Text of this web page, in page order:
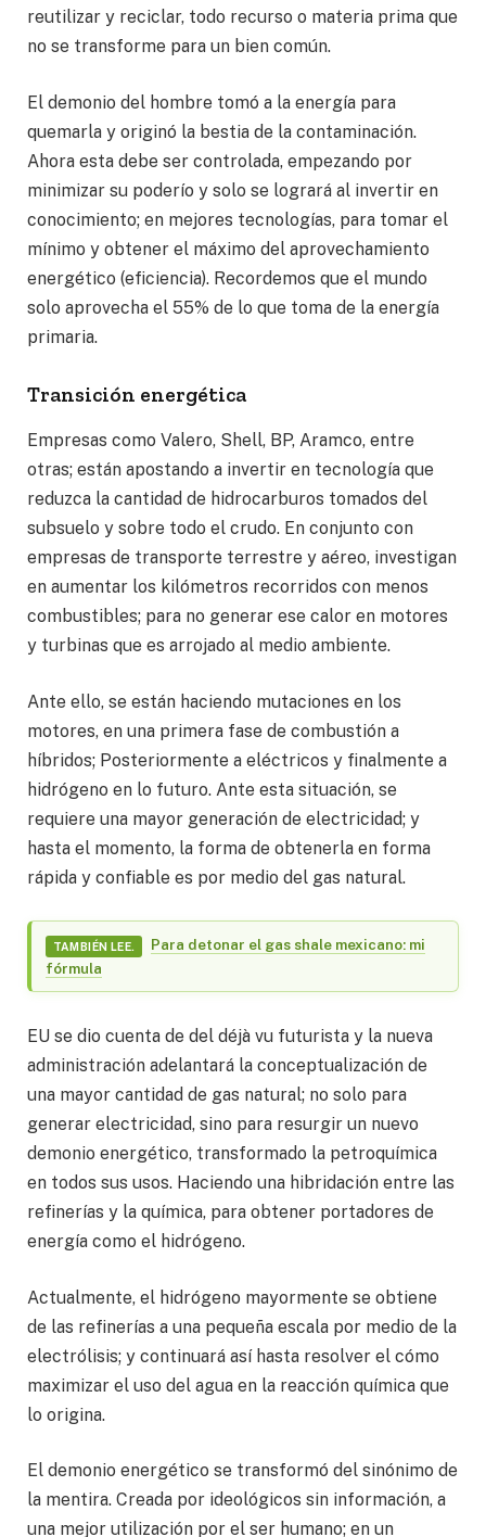
reutilizar y reciclar, todo recurso o materia prima que
no se transforme para un bien común.
El demonio del hombre tomó a la energía para
quemarla y originó la bestia de la contaminación.
Ahora esta debe ser controlada, empezando por
minimizar su poderío y solo se logrará al invertir en
conocimiento; en mejores tecnologías, para tomar el
mínimo y obtener el máximo del aprovechamiento
energético (eficiencia). Recordemos que el mundo
solo aprovecha el 55% de lo que toma de la energía
primaria.
Transición energética
Empresas como Valero, Shell, BP, Aramco, entre
otras; están apostando a invertir en tecnología que
reduzca la cantidad de hidrocarburos tomados del
subsuelo y sobre todo el crudo. En conjunto con
empresas de transporte terrestre y aéreo, investigan
en aumentar los kilómetros recorridos con menos
combustibles; para no generar ese calor en motores
y turbinas que es arrojado al medio ambiente.
Ante ello, se están haciendo mutaciones en los
motores, en una primera fase de combustión a
híbridos; Posteriormente a eléctricos y finalmente a
hidrógeno en lo futuro. Ante esta situación, se
requiere una mayor generación de electricidad; y
hasta el momento, la forma de obtenerla en forma
rápida y confiable es por medio del gas natural.
TAMBIÉN LEE.
Para detonar el gas shale mexicano: mi
fórmula
EU se dio cuenta de del déjà vu futurista y la nueva
administración adelantará la conceptualización de
una mayor cantidad de gas natural; no solo para
generar electricidad, sino para resurgir un nuevo
demonio energético, transformado la petroquímica
en todos sus usos. Haciendo una hibridación entre las
refinerías y la química, para obtener portadores de
energía como el hidrógeno.
Actualmente, el hidrógeno mayormente se obtiene
de las refinerías a una pequeña escala por medio de la
electrólisis; y continuará así hasta resolver el cómo
maximizar el uso del agua en la reacción química que
lo origina.
El demonio energético se transformó del sinónimo de
la mentira. Creada por ideológicos sin información, a
una mejor utilización por el ser humano; en un